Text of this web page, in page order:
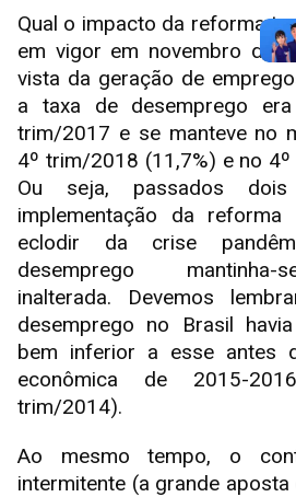
Qual o impacto da reforma
em vigor em novembro de
vista da geração de
a taxa de desemprego
trim/2017 e se manteve no
4º trim/2018 (11,7%) e no
Ou seja, passados
implementação da
eclodir da crise
desemprego mantinha-
inalterada. Devemos
desemprego no Brasil
bem inferior a esse antes
econômica de 2015-
trim/2014).
Ao mesmo tempo, o
intermitente (a grande